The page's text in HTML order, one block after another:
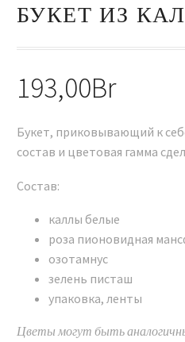
БУКЕТ ИЗ
193,00Br
Букет, приковывающий к
состав и цветовая гамма
Состав:
каллы белые
роза пионовидная
озотамнус
зелень писташ
упаковка, ленты
Цветы могут быть